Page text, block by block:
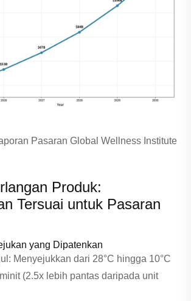
Pasaran Global Wellness Institute
Produk:
Tersuai untuk Pasaran
yang Dipatenkan
Menyejukkan dari 28°C hingga 10°C
(2.5x lebih pantas daripada unit